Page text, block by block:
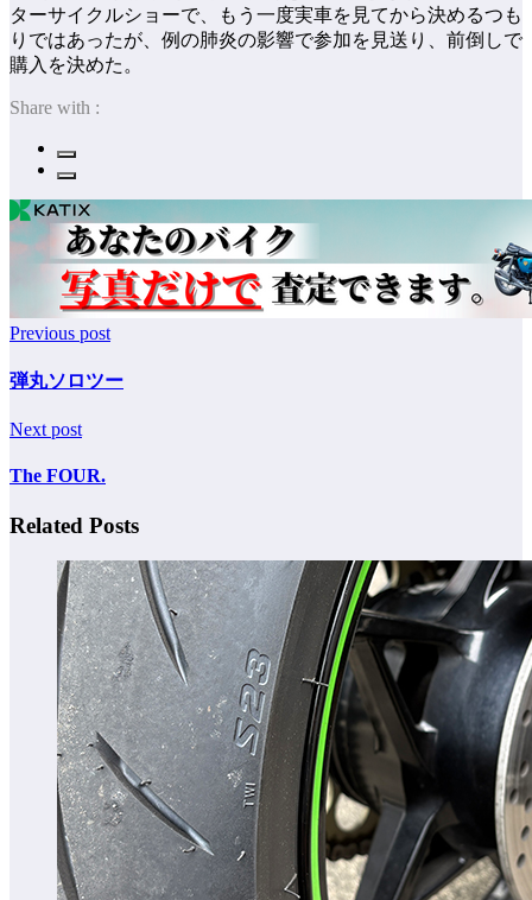
ターサイクルショーで、もう一度実車を見てから決めるつも
りではあったが、例の肺炎の影響で参加を見送り、前倒しで
購入を決めた。
Share with :
Previous post
弾丸ソロツー
Next post
The FOUR.
Related Posts